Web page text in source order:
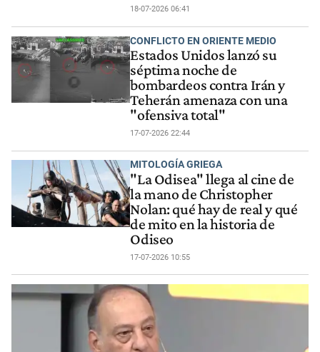
18-07-2026 06:41
CONFLICTO EN ORIENTE MEDIO
Estados Unidos lanzó su
séptima noche de
bombardeos contra Irán y
Teherán amenaza con una
"ofensiva total"
17-07-2026 22:44
MITOLOGÍA GRIEGA
"La Odisea" llega al cine de
la mano de Christopher
Nolan: qué hay de real y qué
de mito en la historia de
Odiseo
17-07-2026 10:55